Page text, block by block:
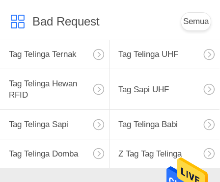
Bad Request Semua
Tag Telinga Ternak Tag Telinga UHF
Tag Telinga Hewan
RFID
Tag Sapi UHF
Tag Telinga Sapi Tag Telinga Babi
Tag Telinga Domba Z Tag Tag Telinga